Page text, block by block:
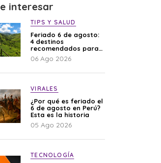
interesar
TIPS Y SALUD
Feriado 6 de agosto:
4 destinos
recomendados para
disfrutar el descanso
06 Ago 2026
VIRALES
¿Por qué es feriado el
6 de agosto en Perú?
Esta es la historia
05 Ago 2026
TECNOLOGÍA